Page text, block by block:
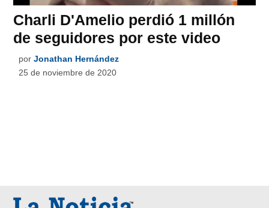
Charli D'Amelio perdió 1 millón
de seguidores por este video
por Jonathan Hernández
25 de noviembre de 2020